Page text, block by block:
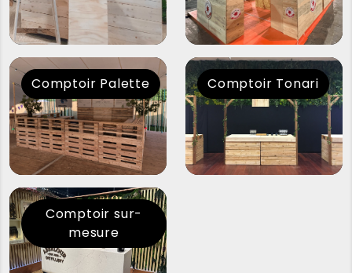
Comptoir Palette Comptoir Tonari
Comptoir sur-
mesure